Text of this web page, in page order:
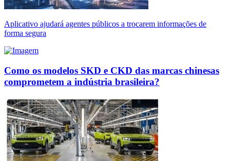
Aplicativo ajudará agentes públicos a trocarem informações de
forma segura
Como os modelos SKD e CKD das marcas chinesas
comprometem a indústria brasileira?